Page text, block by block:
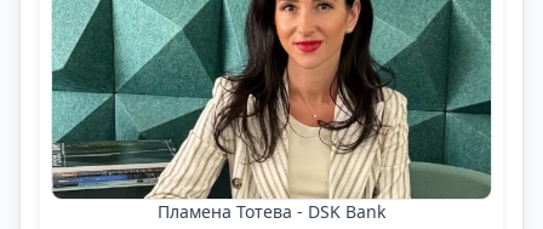
Пламена Тотева - DSK Bank